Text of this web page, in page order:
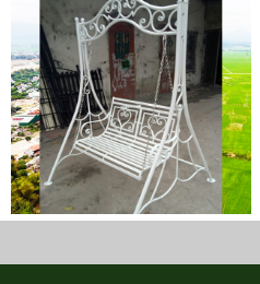
Giường sắt đủ mọi...
Lá thép đúc - phụ kiện sắt mỹ
thuật